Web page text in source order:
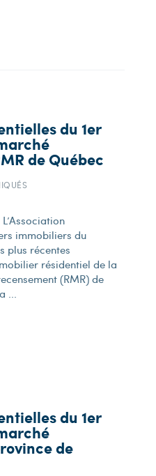
du 1er
de Québec
immobiliers du
plus récentes
résidentiel de la
(RMR) de
...
du 1er
de